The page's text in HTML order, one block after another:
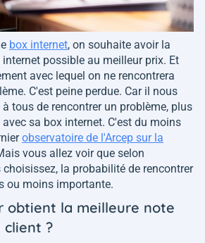
box internet, on souhaite avoir la
possible au meilleur prix. Et
avec lequel on ne rencontrera
C'est peine perdue. Car il nous
tous de rencontrer un problème, plus
sa box internet. C'est du moins
observatoire de l'Arcep sur la
vous allez voir que selon
choisissez, la probabilité de rencontrer
ou moins importante.
obtient la meilleure note
client ?